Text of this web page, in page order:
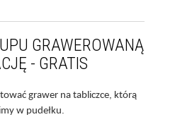
GRAWEROWANĄ
- GRATIS
grawer na tabliczce, którą
w pudełku.